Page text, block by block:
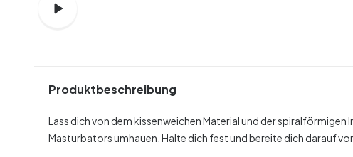
Produktbeschreibung
Lass dich von dem kissenweichen Material und der spiralförmigen
Masturbators umhauen. Halte dich fest und bereite dich darauf